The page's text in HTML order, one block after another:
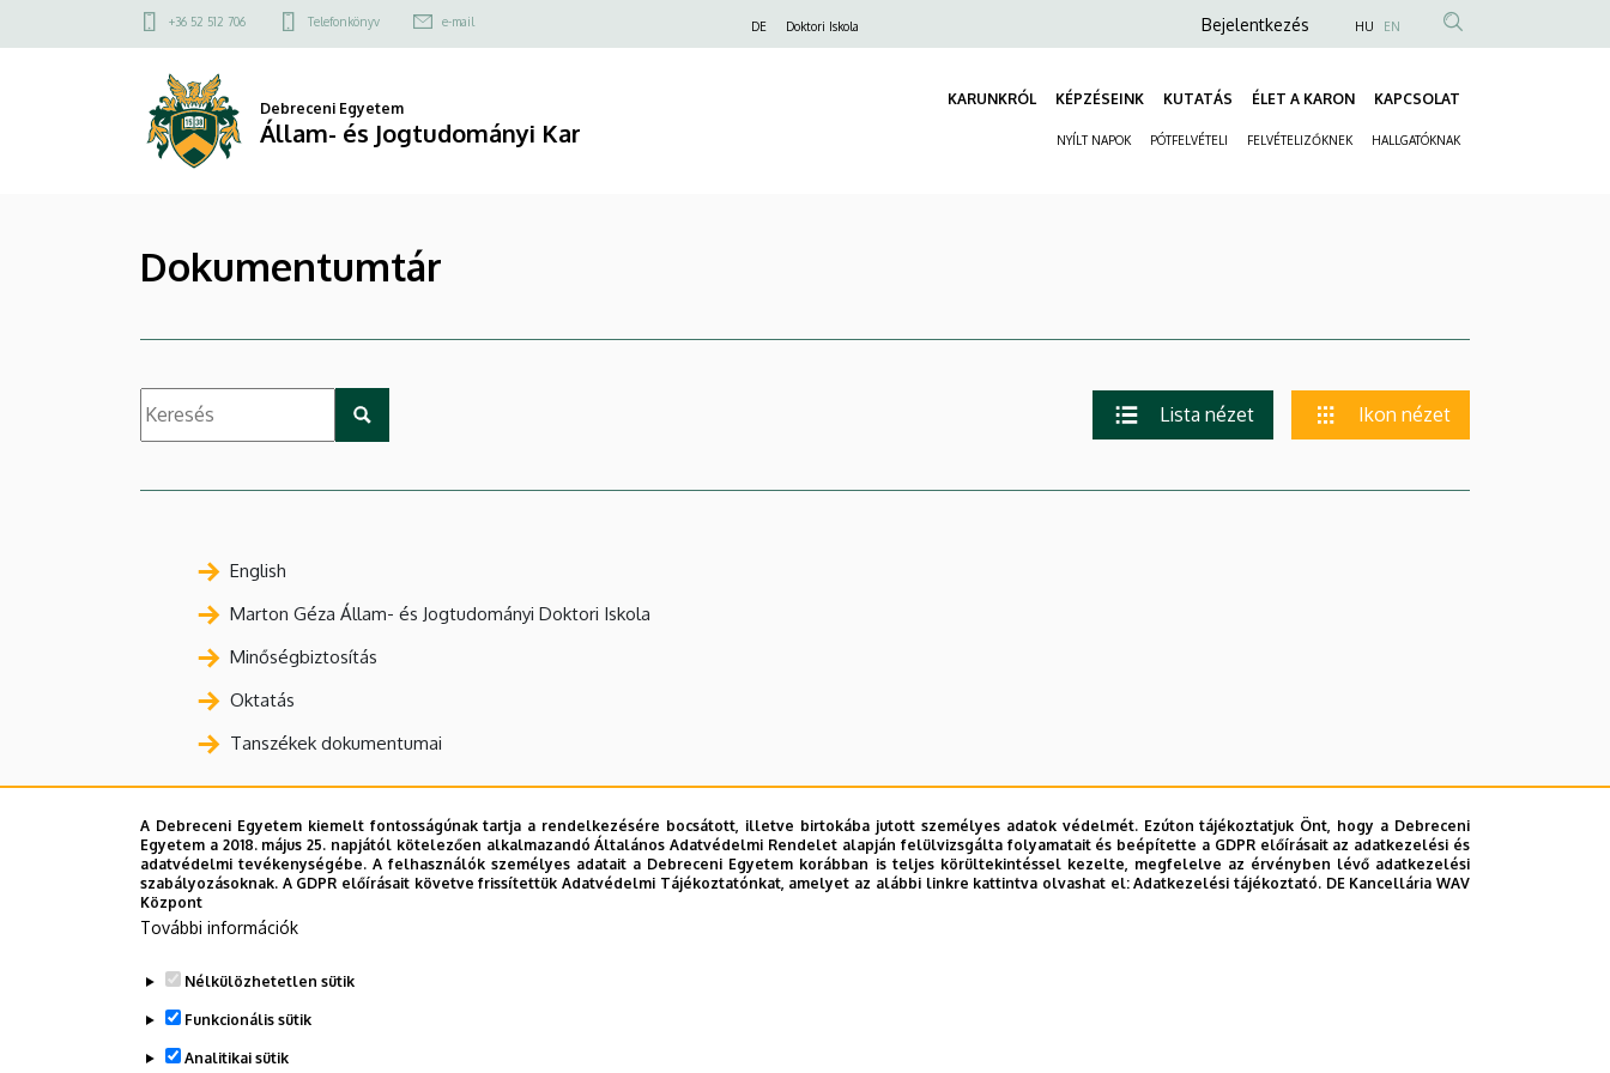
Jogtudományi
a
Felső
menü
+36 52 512 706 Telefonkönyv e-mail DE Doktori Iskola
Anonim
fiók
menüje
Bejelentkezés HU EN
Debreceni Egyetem
Állam- és Jogtudományi Kar
KARUNKRÓL KÉPZÉSEINK KUTATÁS ÉLET A KARON KAPCSOLAT
NYÍLT NAPOK PÓTFELVÉTELI FELVÉTELIZŐKNEK HALLGATÓKNAK
Dokumentumtár
Lista nézet Ikon nézet
English
Marton Géza Állam- és Jogtudományi Doktori Iskola
Minőségbiztosítás
Oktatás
Tanszékek dokumentumai
A Debreceni Egyetem kiemelt fontosságúnak tartja a rendelkezésére bocsátott, illetve birtokába jutott személyes adatok védelmét. Ezúton tájékoztatjuk Önt, hogy a Debreceni
Egyetem a 2018. május 25. napjától kötelezően alkalmazandó Általános Adatvédelmi Rendelet alapján felülvizsgálta folyamatait és beépítette a GDPR előírásait az adatkezelési és
adatvédelmi tevékenységébe. A felhasználók személyes adatait a Debreceni Egyetem korábban is teljes körültekintéssel kezelte, megfelelve az érvényben lévő adatkezelési
szabályozásoknak. A GDPR előírásait követve frissítettük Adatvédelmi Tájékoztatónkat, amelyet az alábbi linkre kattintva olvashat el:Adatkezelési tájékoztató. DE Kancellária WAV
Központ
További információk
Nélkülözhetetlen sütik
Funkcionális sütik
Analitikai sütik